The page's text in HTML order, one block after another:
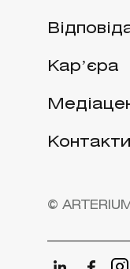
Карʼєра
Контакти
©